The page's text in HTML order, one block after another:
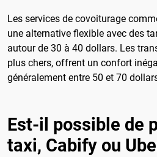
Les services de covoiturage
une alternative flexible avec des
autour de 30 à 40 dollars. Les
plus chers, offrent un confort
généralement entre 50 et 70
Est-il possible de
taxi, Cabify ou